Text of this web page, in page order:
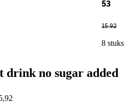
53
15.92
8 stuks
drink no sugar added